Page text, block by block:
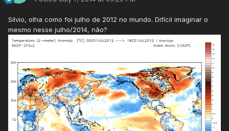
Silvio, olha como foi julho de 2012 no mundo. Difícil imaginar o
mesmo nesse julho/2014, não?